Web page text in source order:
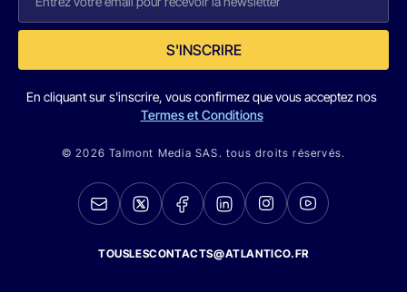
S'INSCRIRE
En cliquant sur s'inscrire, vous confirmez que vous acceptez nos
Termes et Conditions
© 2026 Talmont Media SAS. tous droits réservés.
TOUSLESCONTACTS@ATLANTICO.FR